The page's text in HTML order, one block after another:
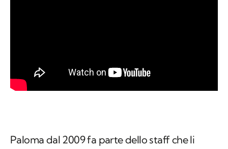
Paloma dal 2009 fa parte dello staff che li